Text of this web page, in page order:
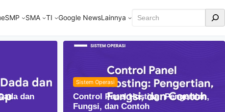
SMP SMA TI Google NewsLainnya Cari
dan
Sistem Operasi
Control Panel Hosting: Pengertian,
Fungsi, dan Contoh